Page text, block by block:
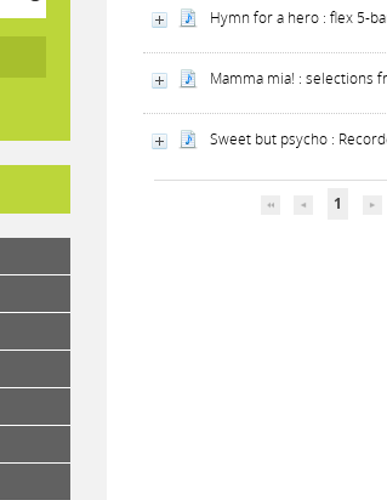
Hymn for a hero : flex 5-
Mamma mia! : selections
Sweet but psycho :
1